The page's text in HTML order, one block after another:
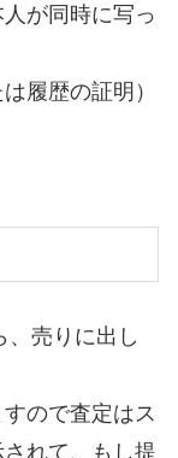
が同時に写っ
履歴の証明）
、売りに出し
ので査定はス
れて、もし提